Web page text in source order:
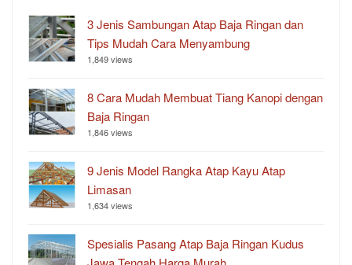
3 Jenis Sambungan Atap Baja Ringan dan
Tips Mudah Cara Menyambung
1,849 views
8 Cara Mudah Membuat Tiang Kanopi dengan
Baja Ringan
1,846 views
9 Jenis Model Rangka Atap Kayu Atap
Limasan
1,634 views
Spesialis Pasang Atap Baja Ringan Kudus